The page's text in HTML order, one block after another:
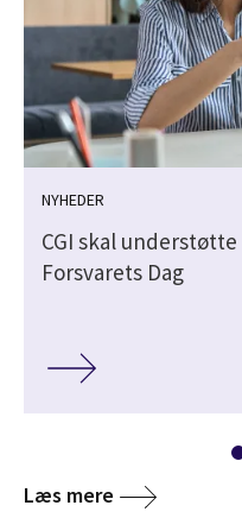
NYHEDER
CGI skal
Forsvarets Dag
Læs mere